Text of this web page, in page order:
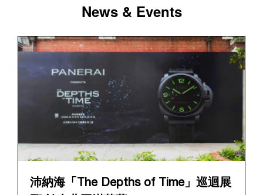
News & Events
沛納海「The Depths of Time」巡迴展